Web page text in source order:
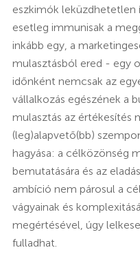
eszkimók leküzdhetetlen
esetleg immunisak a
inkább egy, a
mulasztásból ered - egy
időnként nemcsak az
vállalkozás egészének a
mulasztás az értékesítés
(leg)alapvető(bb)
hagyása: a célközönség
bemutatására és az
ambíció nem párosul a
vágyainak és
megértésével, úgy
fulladhat.